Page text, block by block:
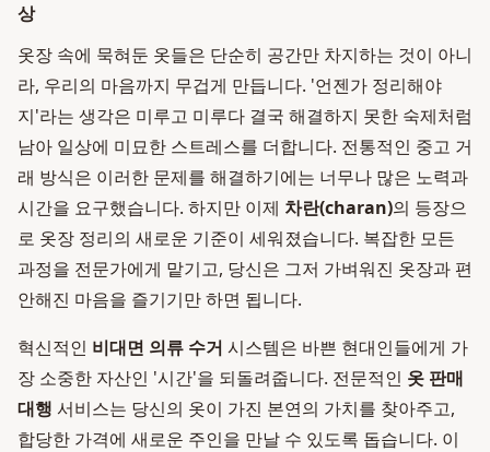
상
옷장 속에 묵혀둔 옷들은 단순히 공간만 차지하는 것이 아니
라, 우리의 마음까지 무겁게 만듭니다. '언젠가 정리해야
지'라는 생각은 미루고 미루다 결국 해결하지 못한 숙제처럼
남아 일상에 미묘한 스트레스를 더합니다. 전통적인 중고 거
래 방식은 이러한 문제를 해결하기에는 너무나 많은 노력과
시간을 요구했습니다. 하지만 이제 차란(charan)의 등장으
로 옷장 정리의 새로운 기준이 세워졌습니다. 복잡한 모든
과정을 전문가에게 맡기고, 당신은 그저 가벼워진 옷장과 편
안해진 마음을 즐기기만 하면 됩니다.
혁신적인 비대면 의류 수거 시스템은 바쁜 현대인들에게 가
장 소중한 자산인 '시간'을 되돌려줍니다. 전문적인 옷 판매
대행 서비스는 당신의 옷이 가진 본연의 가치를 찾아주고,
합당한 가격에 새로운 주인을 만날 수 있도록 돕습니다. 이